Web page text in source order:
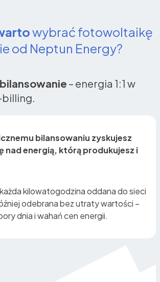
wybrać fotowoltaikę
od Neptun Energy?
– energia 1:1 w
bilansowaniu zyskujesz
nad energią, którą produkujesz i
kilowatogodzina oddana do sieci
odebrana bez utraty wartości –
dnia i wahań cen energii.